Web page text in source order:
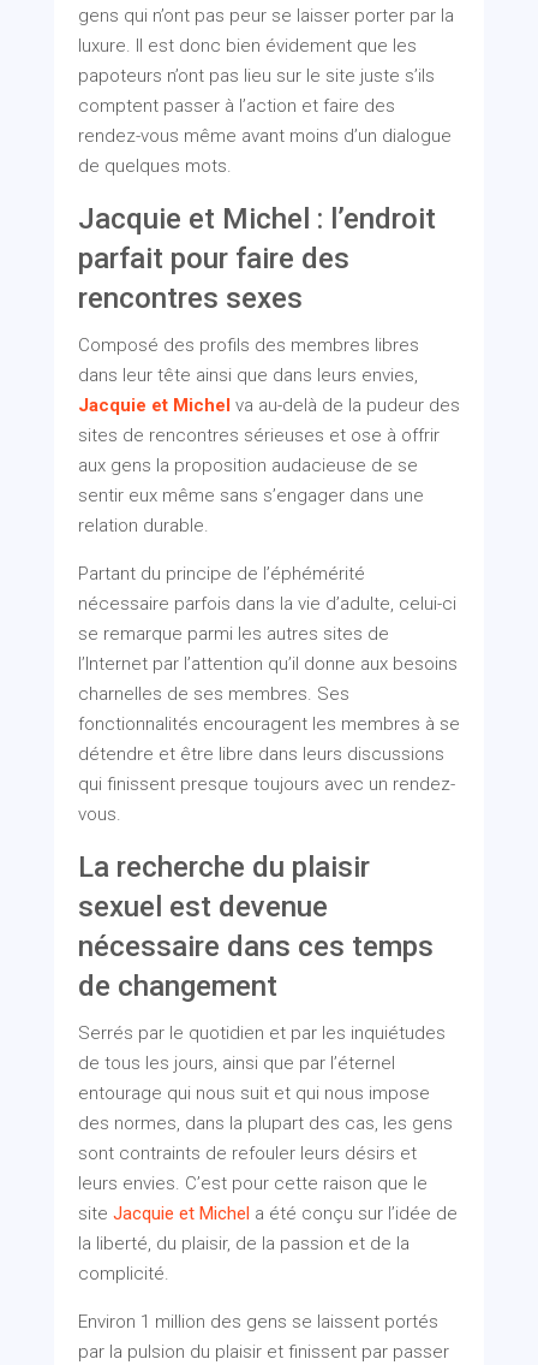
gens qui n’ont pas peur se laisser porter par la
luxure. Il est donc bien évidement que les
papoteurs n’ont pas lieu sur le site juste s’ils
comptent passer à l’action et faire des
rendez-vous même avant moins d’un dialogue
de quelques mots.
Jacquie et Michel : l’endroit
parfait pour faire des
rencontres sexes
Composé des profils des membres libres
dans leur tête ainsi que dans leurs envies,
Jacquie et Michel va au-delà de la pudeur des
sites de rencontres sérieuses et ose à offrir
aux gens la proposition audacieuse de se
sentir eux même sans s’engager dans une
relation durable.
Partant du principe de l’éphémérité
nécessaire parfois dans la vie d’adulte, celui-ci
se remarque parmi les autres sites de
l’Internet par l’attention qu’il donne aux besoins
charnelles de ses membres. Ses
fonctionnalités encouragent les membres à se
détendre et être libre dans leurs discussions
qui finissent presque toujours avec un rendez-
vous.
La recherche du plaisir
sexuel est devenue
nécessaire dans ces temps
de changement
Serrés par le quotidien et par les inquiétudes
de tous les jours, ainsi que par l’éternel
entourage qui nous suit et qui nous impose
des normes, dans la plupart des cas, les gens
sont contraints de refouler leurs désirs et
leurs envies. C’est pour cette raison que le
site Jacquie et Michel a été conçu sur l’idée de
la liberté, du plaisir, de la passion et de la
complicité.
Environ 1 million des gens se laissent portés
par la pulsion du plaisir et finissent par passer